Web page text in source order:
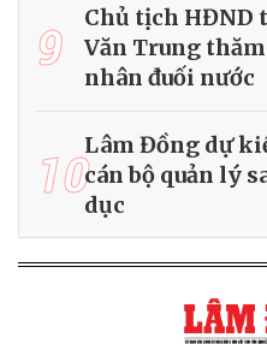
9
Chủ tịch HĐND
Văn Trung
nhân đuối nước
10Lâm Đồng dự
cán bộ quản lý
dục